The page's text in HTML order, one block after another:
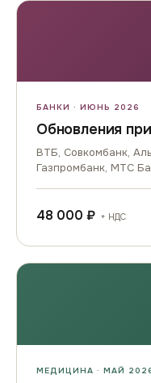
БАНКИ · ИЮНЬ 2026
Обновления
ВТБ, Совкомбанк,
Газпромбанк, МТС
48 000 ₽ + НДС
МЕДИЦИНА · МАЙ